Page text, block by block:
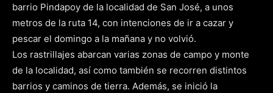
barrio Pindapoy de la localidad de San José, a unos
metros de la ruta 14, con intenciones de ir a cazar y
pescar el domingo a la mañana y no volvió.
Los rastrillajes abarcan varias zonas de campo y monte
de la localidad, así como también se recorren distintos
barrios y caminos de tierra. Además, se inició la